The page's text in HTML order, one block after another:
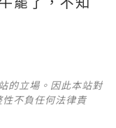
的立場。因此本站對
不負任何法律責